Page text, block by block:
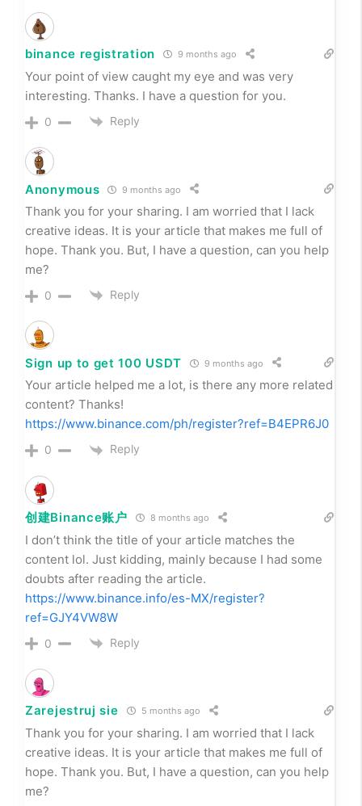
binance registration 9 months ago
Your point of view caught my eye and was very
interesting. Thanks. I have a question for you.
0 Reply
Anonymous 9 months ago
Thank you for your sharing. I am worried that I lack
creative ideas. It is your article that makes me full of
hope. Thank you. But, I have a question, can you help
me?
0 Reply
Sign up to get 100 USDT 9 months ago
Your article helped me a lot, is there any more related
content? Thanks!
https://www.binance.com/ph/register?ref=B4EPR6J0
0 Reply
创建Binance账户 8 months ago
I don’t think the title of your article matches the
content lol. Just kidding, mainly because I had some
doubts after reading the article.
https://www.binance.info/es-MX/register?
ref=GJY4VW8W
0 Reply
Zarejestruj sie 5 months ago
Thank you for your sharing. I am worried that I lack
creative ideas. It is your article that makes me full of
hope. Thank you. But, I have a question, can you help
me?